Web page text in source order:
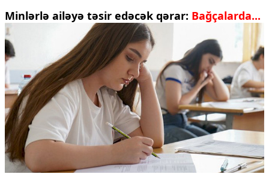
Minlərlə ailəyə təsir edəcək qərar: Bağçalarda...